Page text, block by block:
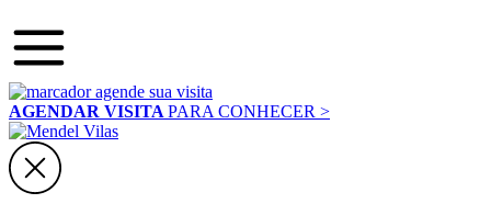
AGENDAR VISITA PARA CONHECER >